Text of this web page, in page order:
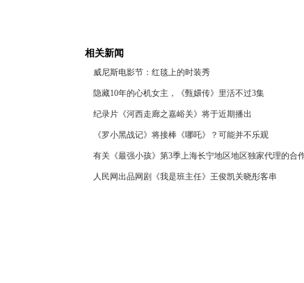
相关新闻
威尼斯电影节：红毯上的时装秀
隐藏10年的心机女主，《甄嬛传》里活不过3集
纪录片《河西走廊之嘉峪关》将于近期播出
《罗小黑战记》将接棒《哪吒》？可能并不乐观
有关《最强小孩》第3季上海长宁地区地区独家代理的合
人民网出品网剧《我是班主任》王俊凯关晓彤客串